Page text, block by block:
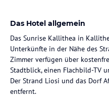
Das Hotel allgemein
Das Sunrise Kallithea in
Unterkünfte in der Nähe des
Zimmer verfügen über
Stadtblick, einen Flachbild-TV
Der Strand Liosi und das Dorf
entfernt.